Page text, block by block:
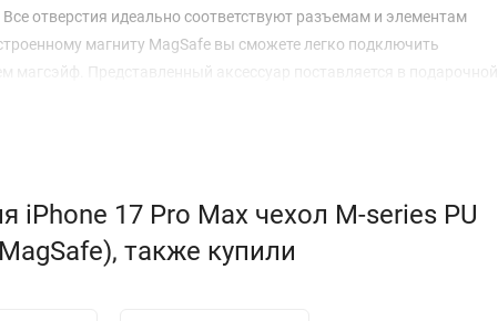
отверстия идеально соответствуют разъемам и элементам
магниту MagSafe вы сможете легко подключить
магсэйф. Представленный аксессуар поставляется в подарочной
iPhone 17 Pro Max чехол M-series PU
также купили